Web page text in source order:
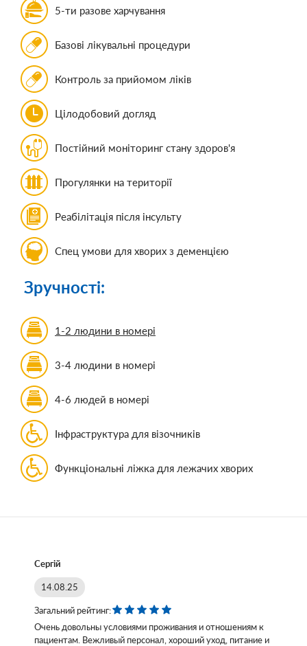
5-ти разове харчування
Базові лікувальні процедури
Контроль за прийомом ліків
Цілодобовий догляд
Постійний моніторинг стану здоров'я
Прогулянки на території
Реабілітація після інсульту
Спец умови для хворих з деменцією
Зручності:
1-2 людини в номері
3-4 людини в номері
4-6 людей в номері
Інфраструктура для візочників
Функціональні ліжка для лежачих хворих
Сергій
14.08.25
Загальний рейтинг:
Очень довольны условиями проживания и отношениям к
пациентам. Вежливый персонал, хороший уход, питание и